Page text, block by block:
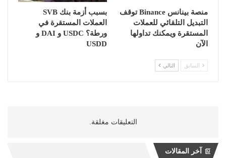
منصة بينانس Binance توقف
التبديل التلقائي للعملات
المستقرة ويمكنك تداولها
الآن
بسبب أزمة بنك SVB
العملات المستقرة في
ورطة؟ USDC و DAI و
USDD
السابق التالي
التعليقات مغلقة.
آخر المقالات